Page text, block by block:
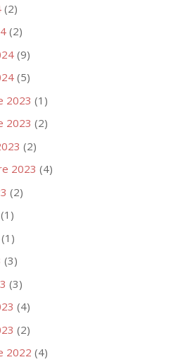
(2)
(2)
(9)
(5)
2023 (1)
2023 (2)
(2)
2023 (4)
(2)
(1)
(1)
(3)
(3)
(4)
(2)
2022 (4)